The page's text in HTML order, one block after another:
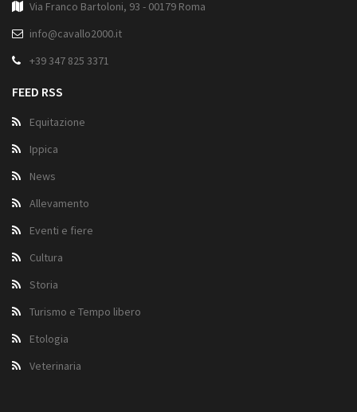
Via Franco Bartoloni, 93 - 00179 Roma
info@cavallo2000.it
+39 347 825 3371
FEED RSS
Equitazione
Ippica
News
Allevamento
Eventi e fiere
Cultura
Storia
Turismo e Tempo libero
Etologia
Veterinaria